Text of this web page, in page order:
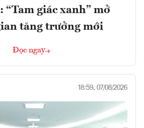
“Tam giác xanh” mở
tăng trưởng mới
Đọc ngay
18:59, 07/08/2026